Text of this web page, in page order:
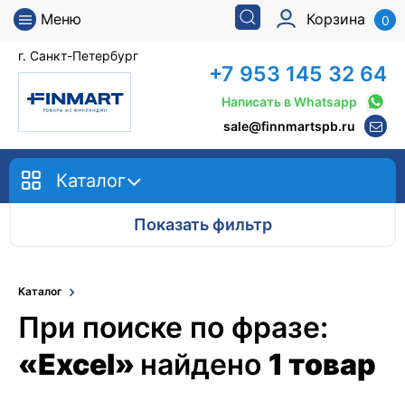
Меню
г. Санкт-Петербург
Корзина 0
+7 953 145 32 64
Написать в Whatsapp
sale@finnmartspb.ru
Каталог
Показать фильтр
Каталог
При поиске по фразе:
«Excel» найдено 1 товар